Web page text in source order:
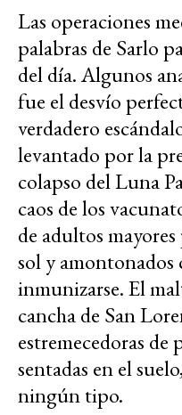
Las operaciones
palabras de Sarlo
del día. Algunos
fue el desvío
verdadero
levantado por la
colapso del Luna
caos de los
de adultos
sol y
inmunizarse. El
cancha de San
estremecedoras de
sentadas en el
ningún tipo.